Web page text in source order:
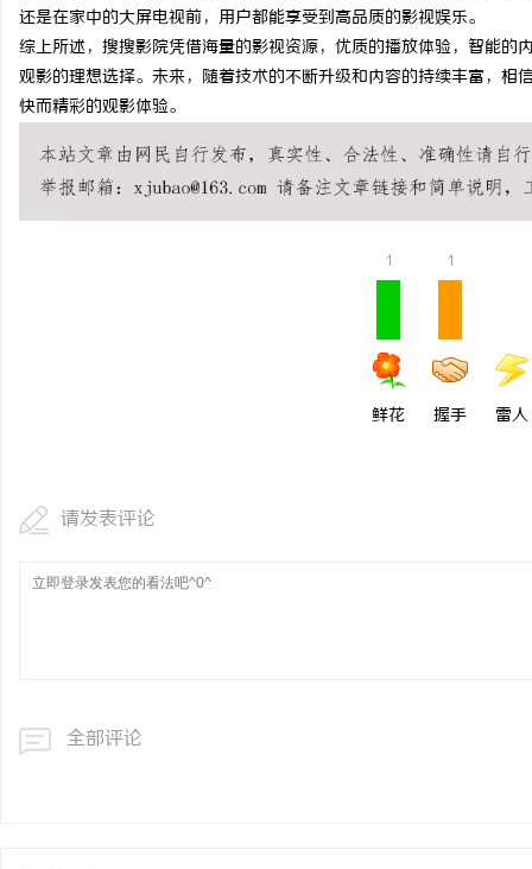
还是在家中的大屏电视前，用户都能享受到高品质的影视娱乐。
综上所述，搜搜影院凭借海量的影视资源，优质的播放体验，智能
观影的理想选择。未来，随着技术的不断升级和内容的持续丰富，
快而精彩的观影体验。
1
鲜花
1
握手 雷人
请发表评论
全部评论